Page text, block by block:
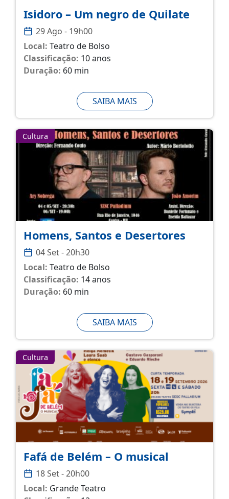
Isidoro – Um negro de Quilate
29 Ago - 19h00
Local: Teatro de Bolso
Classificação: 10 anos
Duração: 60 min
SAIBA MAIS
Cultura
Homens, Santos e Desertores
04 Set - 20h30
Local: Teatro de Bolso
Classificação: 14 anos
Duração: 60 min
SAIBA MAIS
Cultura
Fafá de Belém – O musical
18 Set - 20h00
Local: Grande Teatro